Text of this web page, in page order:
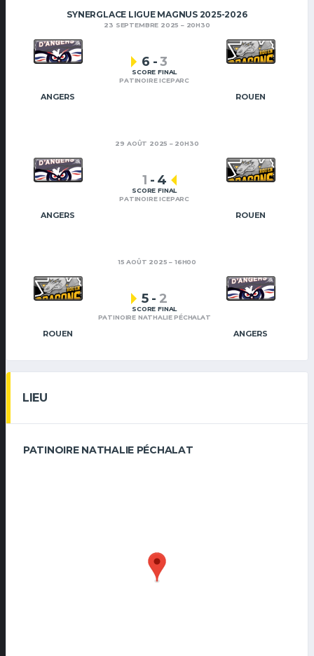
SYNERGLACE LIGUE MAGNUS 2025-2026
23 SEPTEMBRE 2025 20H30
ANGERS ROUEN
6 -3
SCORE FINAL
PATINOIRE ICEPARC
29 AOÛT 2025 20H30
ANGERS ROUEN
1 - 4
SCORE FINAL
PATINOIRE ICEPARC
15 AOÛT 2025 16H00
ROUEN ANGERS
5 - 2
SCORE FINAL
PATINOIRE NATHALIE PÉCHALAT
LIEU
PATINOIRE NATHALIE PÉCHALAT